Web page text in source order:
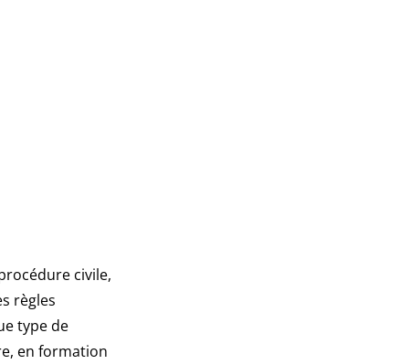
civile,
règles
type de
en formation